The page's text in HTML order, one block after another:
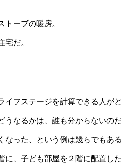
ーブの暖房。
だ。
フステージを計算できる人が
なるかは、誰も分からないのだ
った、という例は幾らでもある
、子ども部屋を２階に配置した